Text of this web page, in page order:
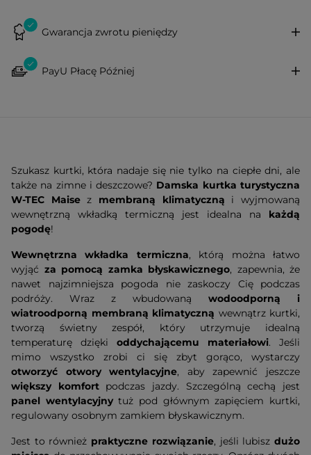
Gwarancja zwrotu pieniędzy
PayU Płacę Później
Szukasz kurtki, która nadaje się nie tylko na ciepłe dni, ale
także na zimne i deszczowe? Damska kurtka turystyczna
W-TEC Maisez membraną klimatyczną i wyjmowaną
wewnętrzną wkładką termiczną jest idealna na każdą
pogodę!
Wewnętrzna wkładka termiczna, którą można łatwo
wyjąć za pomocą zamka błyskawicznego, zapewnia, że
nawet najzimniejsza pogoda nie zaskoczy Cię podczas
podróży. Wraz z wbudowaną wodoodporną i
wiatroodporną membraną klimatyczną wewnątrz kurtki,
tworzą świetny zespół, który utrzymuje idealną
temperaturę dzięki oddychającemu materiałowi. Jeśli
mimo wszystko zrobi ci się zbyt gorąco, wystarczy
otworzyć otwory wentylacyjne, aby zapewnić jeszcze
większy komfortpodczas jazdy. Szczególną cechą jest
panel wentylacyjnytuż pod głównym zapięciem kurtki,
regulowany osobnym zamkiem błyskawicznym.
Jest to również praktyczne rozwiązanie, jeśli lubiszdużo